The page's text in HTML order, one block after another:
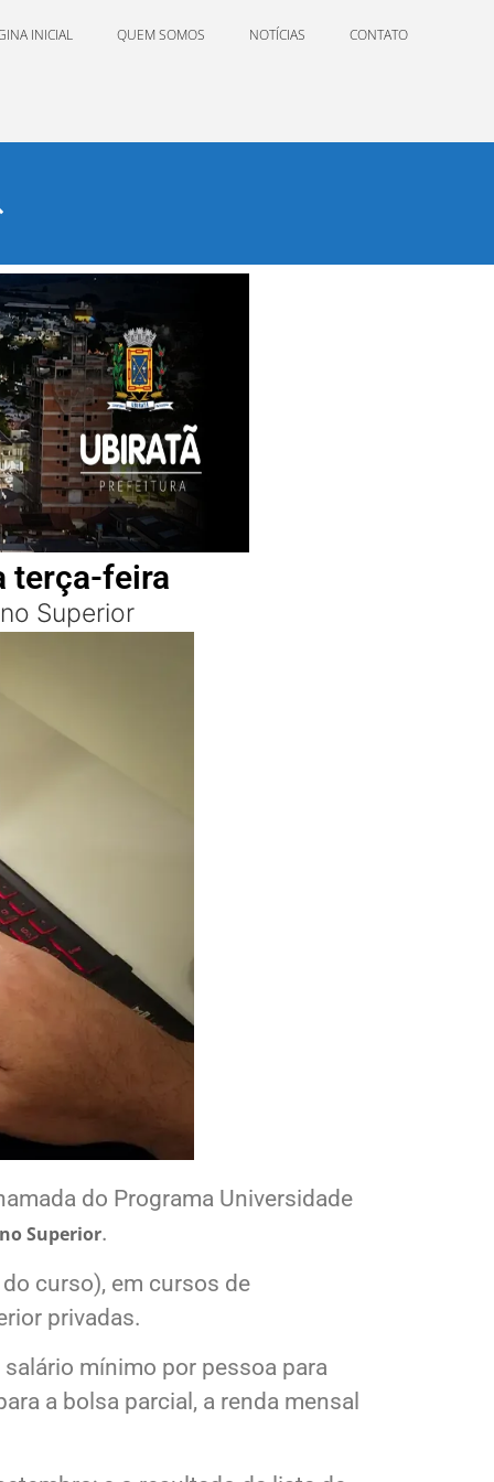
INICIAL QUEM SOMOS NOTÍCIAS CONTATO
terça-feira
Superior
do Programa Universidade
Superior.
curso), em cursos de
privadas.
mínimo por pessoa para
a bolsa parcial, a renda mensal